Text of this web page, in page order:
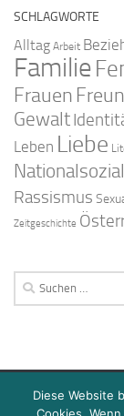
SCHLAGWORTE
Alltag Arbeit
Familie
Frauen
Gewalt
Leben Liebe
Rassismus
Zeitgeschichte
Suchen
nach:
Diese Website